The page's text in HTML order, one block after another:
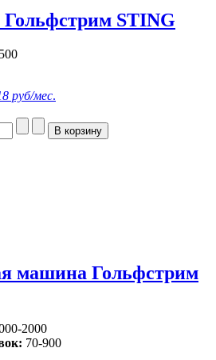
STING
руб/мес.
машина Гольфстрим
2000
70-900